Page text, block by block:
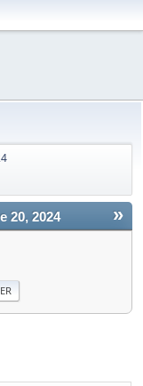
»
20, 2024